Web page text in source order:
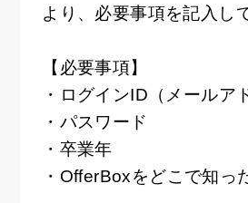
より、必要事項を記入し
【必要事項】
・ログインID（メールア
・パスワード
・卒業年
・OfferBoxをどこで知っ